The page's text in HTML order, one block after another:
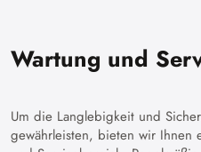
Wartung und
Um die Langlebigkeit und
gewährleisten, bieten wir Ihnen